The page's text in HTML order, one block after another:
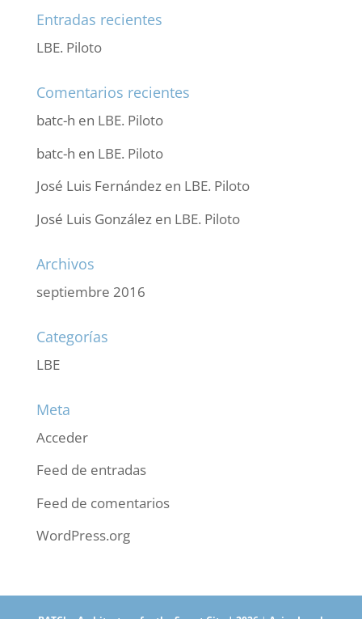
Entradas recientes
LBE. Piloto
Comentarios recientes
batc-h en LBE. Piloto
batc-h en LBE. Piloto
José Luis Fernándezen LBE. Piloto
José Luis Gonzálezen LBE. Piloto
Archivos
septiembre 2016
Categorías
LBE
Meta
Acceder
Feed de entradas
Feed de comentarios
WordPress.org